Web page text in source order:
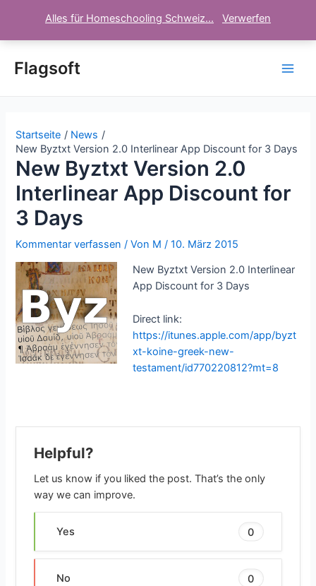
Alles für Homeschooling Schweiz... Verwerfen
Inhalt
springen
Flagsoft
Startseite
News
New Byztxt Version 2.0 Interlinear App Discount for 3 Days
New Byztxt Version 2.0
Interlinear App Discount for
3 Days
Kommentar verfassen / Von M/10. März 2015
New Byztxt Version 2.0 Interlinear
App Discount for 3 Days
Direct link:
https://itunes.apple.com/app/byzt
xt-koine-greek-new-
testament/id770220812?mt=8
Helpful?
Let us know if you liked the post. That’s the only
way we can improve.
Yes 0
No 0